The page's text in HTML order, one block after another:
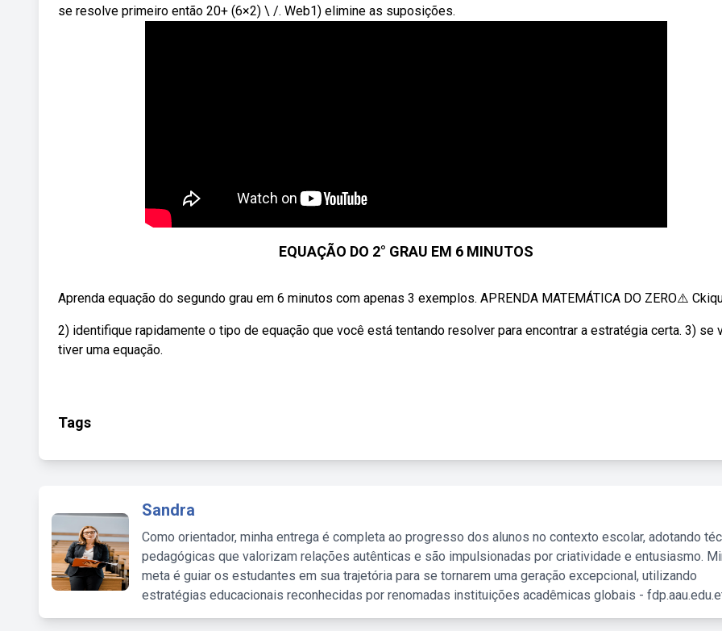
se resolve primeiro então 20+ (6×2) \ /. Web1) elimine as suposições.
EQUAÇÃO DO 2° GRAU EM 6 MINUTOS
Aprenda equação do segundo grau em 6 minutos com apenas 3 exemplos. APRENDA MATEMÁTICA DO ZERO⚠️
2) identifique rapidamente o tipo de equação que você está tentando resolver para encontrar a estratégia certa. 3) se
tiver uma equação.
Tags
Sandra
Como orientador, minha entrega é completa ao progresso dos alunos no contexto escolar, adotando
pedagógicas que valorizam relações autênticas e são impulsionadas por criatividade e entusiasmo.
meta é guiar os estudantes em sua trajetória para se tornarem uma geração excepcional, utilizando
estratégias educacionais reconhecidas por renomadas instituições acadêmicas globais -